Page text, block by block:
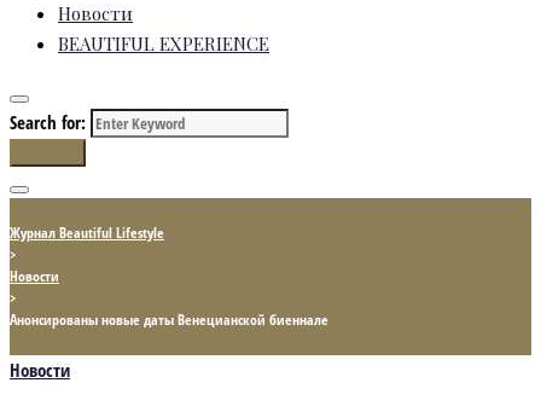
Новости
BEAUTIFUL EXPERIENCE
Search for:
Журнал Beautiful Lifestyle
>
Новости
>
Анонсированы новые даты Венецианской биеннале
Новости